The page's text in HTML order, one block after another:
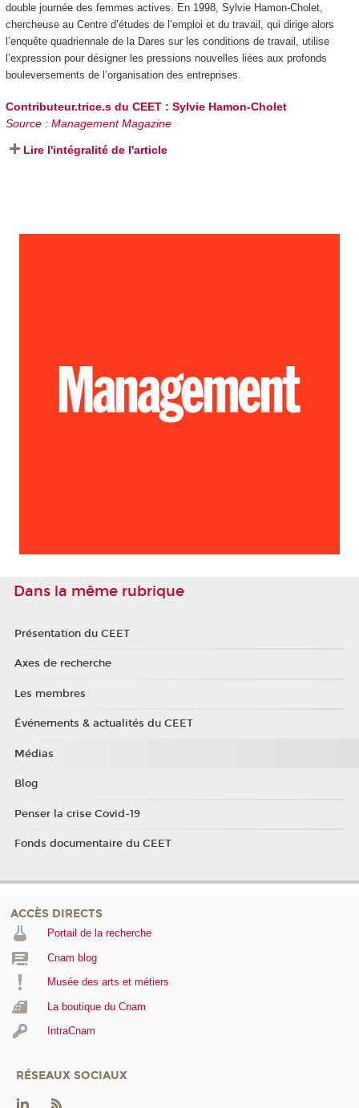
double journée des femmes actives. En 1998, Sylvie Hamon-Cholet,
chercheuse au Centre d’études de l’emploi et du travail, qui dirige alors
l’enquête quadriennale de la Dares sur les conditions de travail, utilise
l’expression pour désigner les pressions nouvelles liées aux profonds
bouleversements de l’organisation des entreprises.
Contributeur.trice.s du CEET : Sylvie Hamon-Cholet
Source : Management Magazine
Lire l'intégralité de l'article
Dans la même rubrique
Présentation du CEET
Axes de recherche
Les membres
Événements & actualités du CEET
Médias
Blog
Penser la crise Covid-19
Fonds documentaire du CEET
ACCÈS DIRECTS
Portail de la recherche
Cnam blog
Musée des arts et métiers
La boutique du Cnam
IntraCnam
RÉSEAUX SOCIAUX